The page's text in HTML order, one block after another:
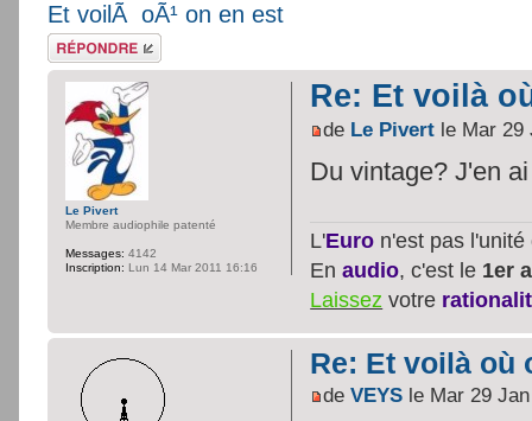
Et voilÃ oÃ¹ on en est
Répondre
Re: Et voilà
de Le Pivert le Mar 29
Du vintage? J'en
L'Euro n'est pas
Enaudio, c'est le 1er
Laissez votre
Le Pivert
Membre audiophile patenté
Messages: 4142
Inscription: Lun 14 Mar 2011 16:16
Re: Et voilà où
deVEYS le Mar 29